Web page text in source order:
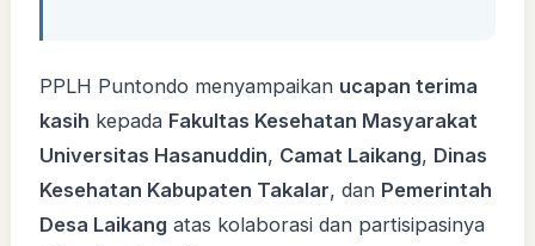
PPLH Puntondo menyampaikan ucapan terima
kasih kepada Fakultas Kesehatan Masyarakat
Universitas Hasanuddin, Camat Laikang, Dinas
Kesehatan Kabupaten Takalar, dan Pemerintah
Desa Laikang atas kolaborasi dan partisipasinya